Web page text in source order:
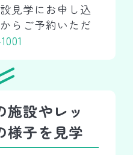
見学にお申し込
らご予約いただ
施設やレッ
様子を見学